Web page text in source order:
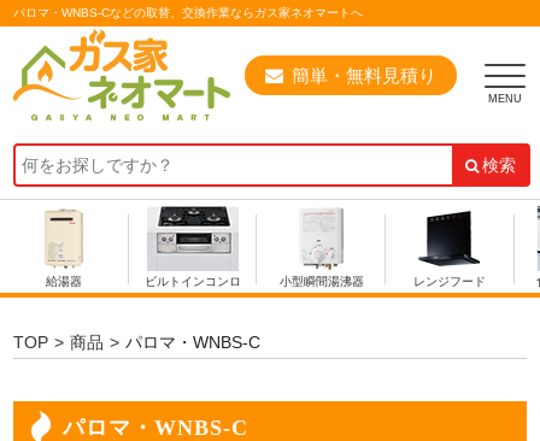
パロマ・WNBS-Cなどの取替、交換作業ならガス家ネオマートへ
簡単・無料見積り
検索
給湯器 ビルトインコンロ 小型瞬間湯沸器 レンジフード
TOP 商品 パロマ・WNBS-C
パロマ・WNBS-C